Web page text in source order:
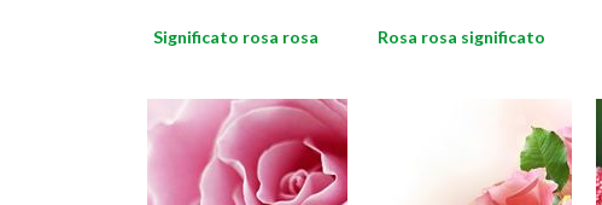
Significato rosa rosa Rosa rosa significato